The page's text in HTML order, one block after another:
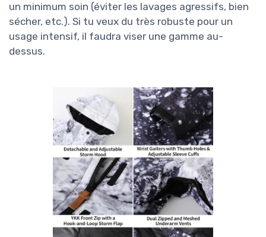
un minimum soin (éviter les lavages agressifs, bien
sécher, etc.). Si tu veux du très robuste pour un
usage intensif, il faudra viser une gamme au-
dessus.